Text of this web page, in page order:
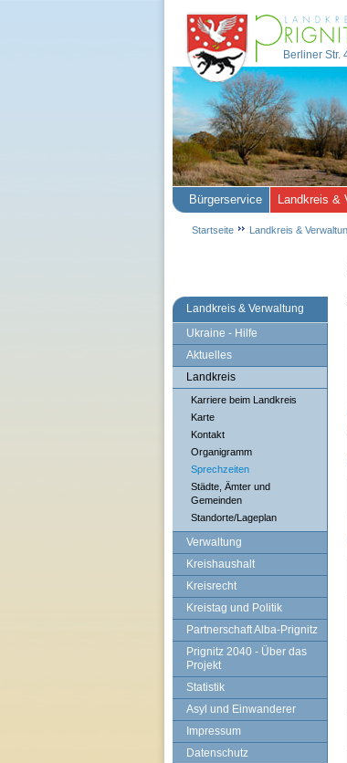
Landkreis & Verwaltung
Ukraine - Hilfe
Aktuelles
Landkreis
Karriere beim Landkreis
Karte
Kontakt
Organigramm
Sprechzeiten
Städte, Ämter und
Gemeinden
Standorte/Lageplan
Verwaltung
Kreishaushalt
Kreisrecht
Kreistag und Politik
Partnerschaft Alba-Prignitz
Prignitz 2040 - Über das
Projekt
Statistik
Asyl und Einwanderer
Impressum
Datenschutz
Berliner
Bürgerservice Landkreis &
Startseite Landkreis &